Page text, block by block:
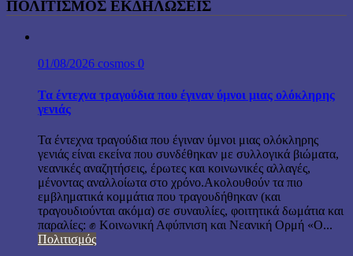
ΠΟΛΙΤΙΣΜΟΣ ΕΚΔΗΛΩΣΕΙΣ
01/08/2026 cosmos 0
Τα έντεχνα τραγούδια που έγιναν ύμνοι μιας ολόκληρης
γενιάς
Τα έντεχνα τραγούδια που έγιναν ύμνοι μιας ολόκληρης
γενιάς είναι εκείνα που συνδέθηκαν με συλλογικά βιώματα,
νεανικές αναζητήσεις, έρωτες και κοινωνικές αλλαγές,
μένοντας αναλλοίωτα στο χρόνο.Ακολουθούν τα πιο
εμβληματικά κομμάτια που τραγουδήθηκαν (και
τραγουδιούνται ακόμα) σε συναυλίες, φοιτητικά δωμάτια και
παραλίες: ✊ Κοινωνική Αφύπνιση και Νεανική Ορμή «Ο...
Πολιτισμός